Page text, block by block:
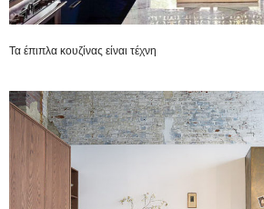
Τα έπιπλα κουζίνας είναι τέχνη